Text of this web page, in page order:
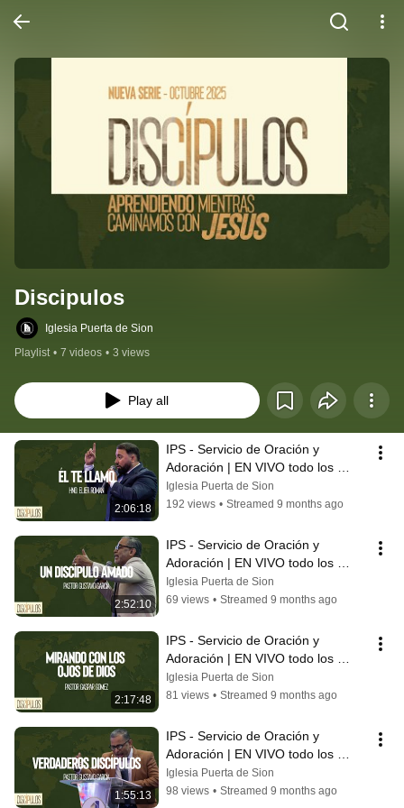
Discipulos
Iglesia Puerta de Sion
Playlist • 7 videos • 3 views
Play all
2:06:18
IPS - Servicio de Oración y
Adoración | EN VIVO todo los
Domingos | 10/26/2025
Iglesia Puerta de Sion
192 views • Streamed 9 months ago
2:52:10
IPS - Servicio de Oración y
Adoración | EN VIVO todo los
Domingos | 10/19/2025
Iglesia Puerta de Sion
69 views • Streamed 9 months ago
2:17:48
IPS - Servicio de Oración y
Adoración | EN VIVO todo los
Viernes | 10/17/2025
Iglesia Puerta de Sion
81 views • Streamed 9 months ago
1:55:13
IPS - Servicio de Oración y
Adoración | EN VIVO todo los
Domingos | 10/12/2025
Iglesia Puerta de Sion
98 views • Streamed 9 months ago